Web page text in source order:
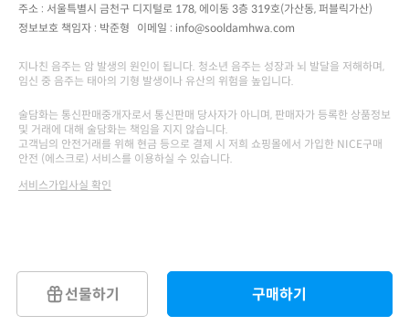
선물하기 구매하기
주소 : 서울특별시 금천구 디지털로 178, 에이동 3층 319호(가산동, 퍼블릭가산)
정보보호 책임자 : 박준형 이메일 : info@sooldamhwa.com
지나친 음주는 암 발생의 원인이 됩니다. 청소년 음주는 성장과 뇌 발달을 저해하며,
임신 중 음주는 태아의 기형 발생이나 유산의 위험을 높입니다.
술담화는 통신판매중개자로서 통신판매 당사자가 아니며, 판매자가 등록한 상품정보
및 거래에 대해 술담화는 책임을 지지 않습니다.
고객님의 안전거래를 위해 현금 등으로 결제 시 저희 쇼핑몰에서 가입한 NICE구매
안전 (에스크로) 서비스를 이용하실 수 있습니다.
서비스가입사실 확인